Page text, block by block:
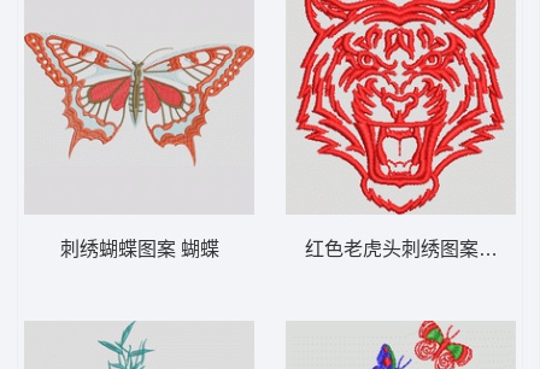
刺绣蝴蝶图案 蝴蝶 红色老虎头刺绣图案 虎头